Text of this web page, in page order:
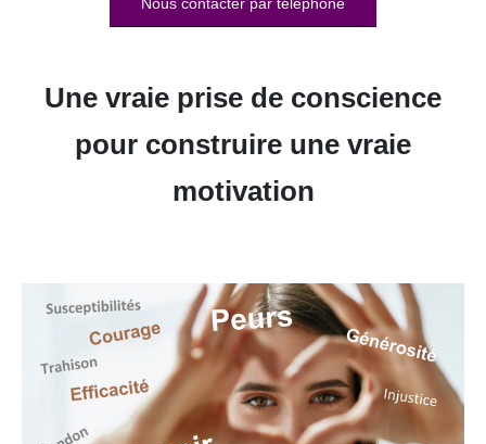
Une vraie prise de conscience
pour construire une vraie
motivation